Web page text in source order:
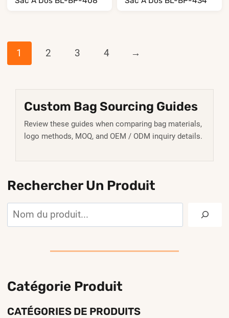
1 2 3 4 →
Custom Bag Sourcing Guides
Review these guides when comparing bag materials,
logo methods, MOQ, and OEM / ODM inquiry details.
Rechercher Un Produit
Rechercher
Catégorie Produit
CATÉGORIES DE PRODUITS